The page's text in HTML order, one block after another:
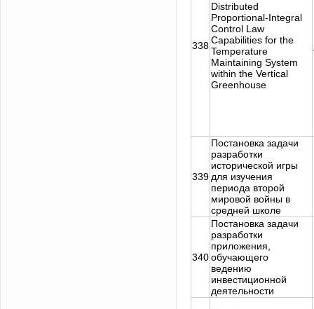
338
Distributed
Proportional-Integral
Control Law
Capabilities for the
Temperature
Maintaining System
within the Vertical
Greenhouse
339
Постановка задачи
разработки
исторической игры
для изучения
периода второй
мировой войны в
средней школе
340
Постановка задачи
разработки
приложения,
обучающего
ведению
инвестиционной
деятельности